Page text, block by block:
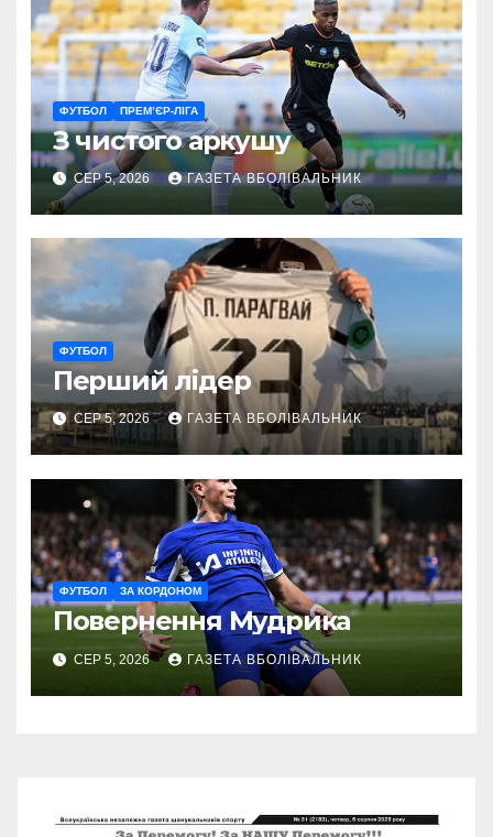
ФУТБОЛ ПРЕМ’ЄР-ЛІГА
З чистого аркушу
СЕР 5, 2026 ГАЗЕТА ВБОЛІВАЛЬНИК
ФУТБОЛ
Перший лідер
СЕР 5, 2026 ГАЗЕТА ВБОЛІВАЛЬНИК
ФУТБОЛ ЗА КОРДОНОМ
Повернення Мудрика
СЕР 5, 2026 ГАЗЕТА ВБОЛІВАЛЬНИК